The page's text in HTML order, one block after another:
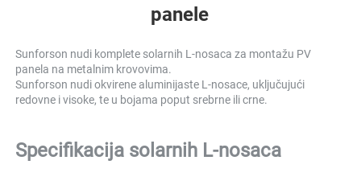
panele
Sunforson nudi komplete solarnih L-nosaca za montažu PV
panela na metalnim krovovima.
Sunforson nudi okvirene aluminijaste L-nosace, uključujući
redovne i visoke, te u bojama poput srebrne ili crne.
Specifikacija solarnih L-nosaca